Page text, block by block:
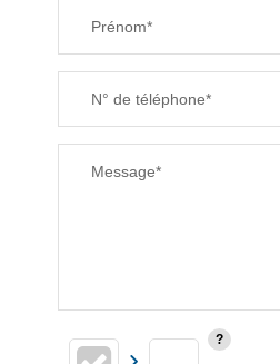
Prénom*
N° de téléphone*
Message*